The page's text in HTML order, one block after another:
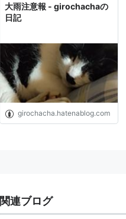
大雨注意報 - girochachaの
日記
girochacha.hatenablog.com
関連ブログ